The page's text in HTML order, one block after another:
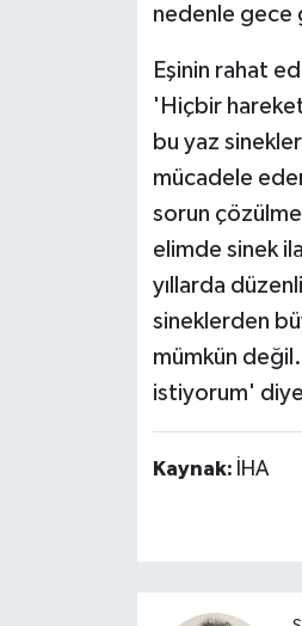
nedenle gece
Eşinin rahat
'Hiçbir
bu yaz
mücadele
sorun
elimde sinek
yıllarda
sineklerden
mümkün değil.
istiyorum'
Kaynak: İHA